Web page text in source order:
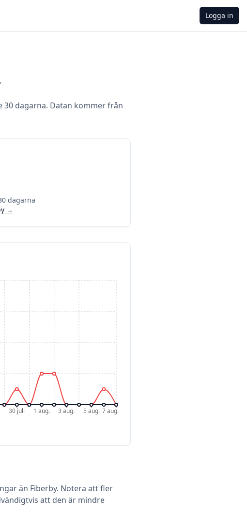
Logga in
30 dagarna. Datan kommer från
dagarna
→
30 juli 1 aug. 3 aug. 5 aug. 7 aug.
än Fiberby. Notera att fler
att den är mindre